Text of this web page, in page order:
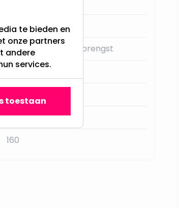
Nee
Verhoogde lichtopbrengst
4
160
te bieden en
onze partners
andere
services.
toestaan